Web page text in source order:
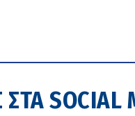
SOCIAL